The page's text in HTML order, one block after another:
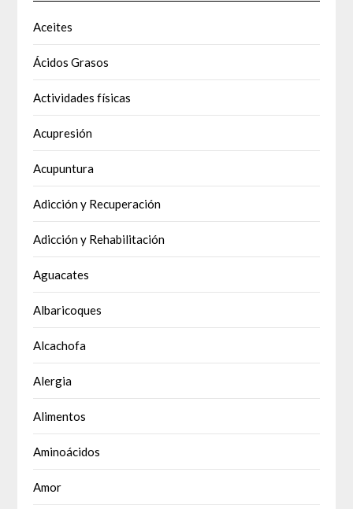
Aceites
Ácidos Grasos
Actividades físicas
Acupresión
Acupuntura
Adicción y Recuperación
Adicción y Rehabilitación
Aguacates
Albaricoques
Alcachofa
Alergia
Alimentos
Aminoácidos
Amor